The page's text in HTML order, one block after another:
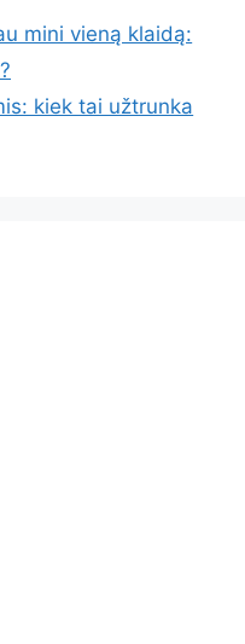
mini vieną klaidą:
kiek tai užtrunka